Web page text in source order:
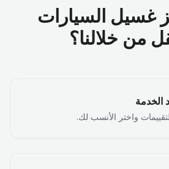
غسيل السيارات
من خلالنا؟
الخدمة
واختر الأنسب لك.